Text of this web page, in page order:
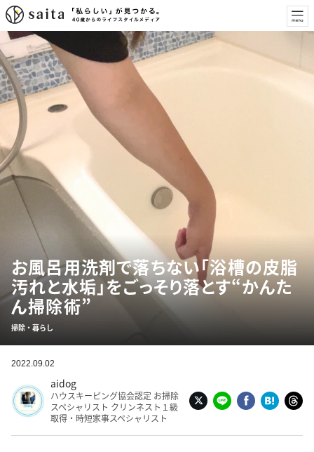
お風呂用洗剤で落ちない「浴槽の皮脂
汚れと水垢」をごっそり落とす“かんた
ん掃除術”
掃除・暮らし
2022.09.02
aidog
ハウスキーピング協会認定 お掃除
スペシャリスト クリンネスト１級
取得・時短家事スペシャリスト